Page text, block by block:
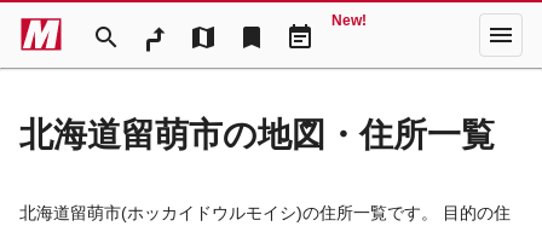
search map bookmark event_note
New! menu
北海道留萌市の地図・住所一覧
北海道留萌市(ホッカイドウルモイシ)の住所一覧です。 目的の住